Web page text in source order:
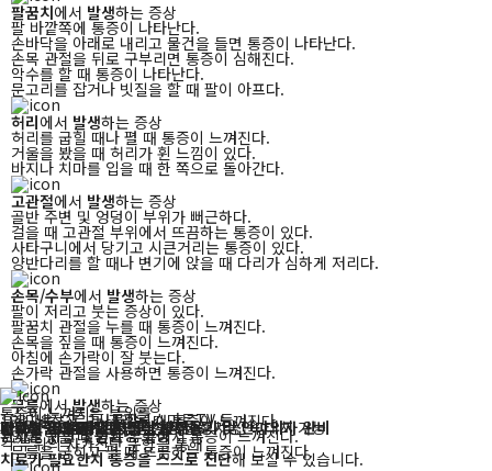
통증이 느껴지는 부위를
선택해 보세요!
각 부위의 자가진단 문항을 통해
치료가 필요한지 통증을 스스로 진단해 보실 수 있습니다.
팔꿈치에서 발생하는 증상
팔 바깥쪽에 통증이 나타난다.
손바닥을 아래로 내리고 물건을 들면 통증이 나타난다.
손목 관절을 뒤로 구부리면 통증이 심해진다.
악수를 할 때 통증이 나타난다.
문고리를 잡거나 빗질을 할 때 팔이 아프다.
허리에서 발생하는 증상
허리를 굽힐 때나 펼 때 통증이 느껴진다.
거울을 봤을 때 허리가 휜 느낌이 있다.
바지나 치마를 입을 때 한 쪽으로 돌아간다.
고관절에서 발생하는 증상
골반 주변 및 엉덩이 부위가 뻐근하다.
걸을 때 고관절 부위에서 뜨끔하는 통증이 있다.
사타구니에서 당기고 시큰거리는 통증이 있다.
양반다리를 할 때나 변기에 앉을 때 다리가 심하게 저리다.
손목/수부에서 발생하는 증상
팔이 저리고 붓는 증상이 있다.
팔꿈치 관절을 누를 때 통증이 느껴진다.
손목을 짚을 때 통증이 느껴진다.
아침에 손가락이 잘 붓는다.
손가락 관절을 사용하면 통증이 느껴진다.
무릎에서발생하는 증상
계단을 오르고 내려올 때 통증이 느껴진다.
앉아 있을 때 안쪽 무릎에서 통증이 느껴진다.
무릎을 굽히고 펼 때 뜨끔하는 통증이 느껴진다.
X-ray · 초음파 검사후한방치료 가능
간호인력24시간 병동내 상주
대학병원과 연계로긴급상황 발생시신속 대처 가능
맛있고 영양가 있는식단을 제공
피로감 해소를 위한건식 반신욕기 및안마의자 완비
1인 1냉장고, 1사물함1스마트TV 등
환자를 위한맞춤환경 조성